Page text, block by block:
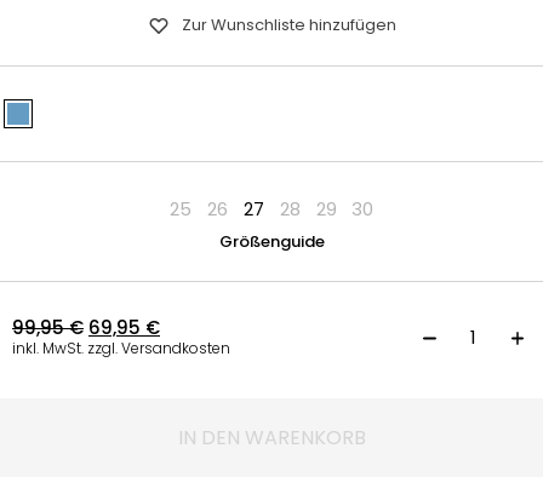
Zur Wunschliste hinzufügen
25 26 27 28 29 30
Größenguide
99,95€ 69,95 €
inkl. MwSt. zzgl. Versandkosten
IN DEN WARENKORB